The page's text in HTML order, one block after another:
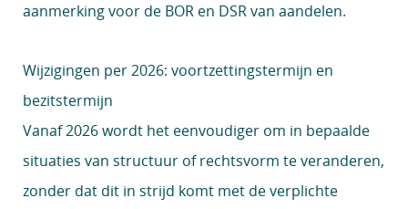
aanmerking voor de BOR en DSR van aandelen.
Wijzigingen per 2026: voortzettingstermijn en
bezitstermijn
Vanaf 2026 wordt het eenvoudiger om in bepaalde
situaties van structuur of rechtsvorm te veranderen,
zonder dat dit in strijd komt met de verplichte